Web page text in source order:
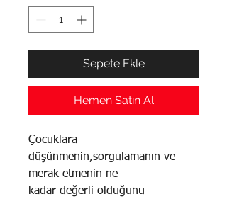
Sepete Ekle
Hemen Satın Al
Çocuklara
düşünmenin,sorgulamanın ve
merak etmenin ne
kadar değerli olduğunu